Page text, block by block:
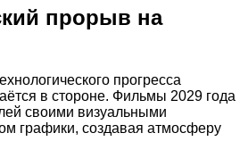
прорыв на
прогресса
в стороне. Фильмы 2029 года
своими визуальными
графики, создавая атмосферу